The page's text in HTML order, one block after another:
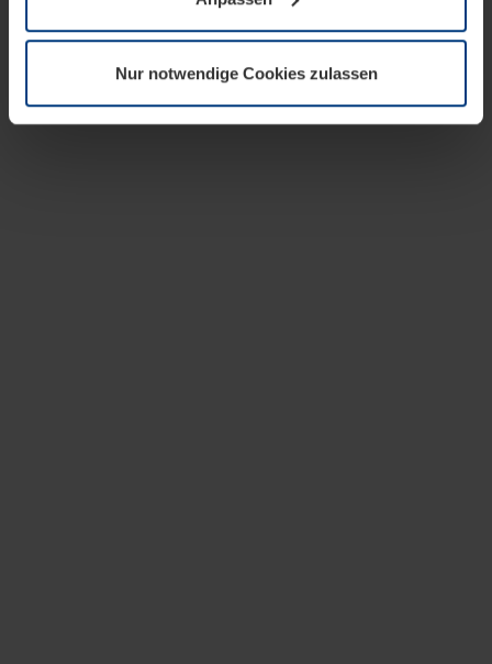
wir Ihre Erlaubnis. Ihre Einwilligung können Sie jederzeit
Datenschutzerklärungunserer Website ändern oder
widerrufen.
Nur notwendige Cookies zulassen